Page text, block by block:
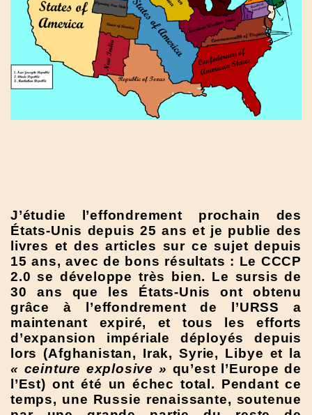
J’étudie l’effondrement prochain des
États-Unis depuis 25 ans et je publie des
livres et des articles sur ce sujet depuis
15 ans, avec de bons résultats : Le CCCP
2.0 se développe très bien. Le sursis de
30 ans que les États-Unis ont obtenu
grâce à l’effondrement de l’URSS a
maintenant expiré, et tous les efforts
d’expansion impériale déployés depuis
lors (Afghanistan, Irak, Syrie, Libye et la
« ceinture explosive » qu’est l’Europe de
l’Est) ont été un échec total. Pendant ce
temps, une Russie renaissante, soutenue